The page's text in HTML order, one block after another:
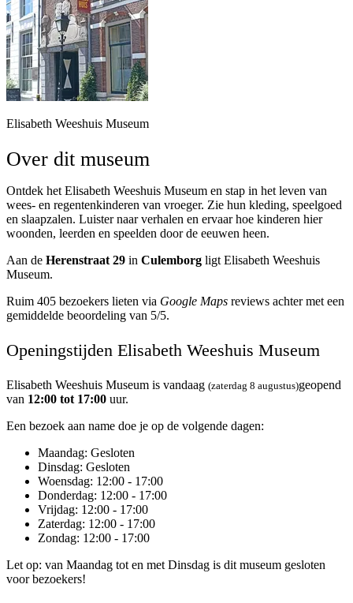
Elisabeth Weeshuis Museum
Over dit museum
Ontdek het Elisabeth Weeshuis Museum en stap in het leven van
wees- en regentenkinderen van vroeger. Zie hun kleding, speelgoed
en slaapzalen. Luister naar verhalen en ervaar hoe kinderen hier
woonden, leerden en speelden door de eeuwen heen.
Aan de Herenstraat 29 in Culemborg ligt Elisabeth Weeshuis
Museum.
Ruim 405 bezoekers lieten via Google Maps reviews achter met een
gemiddelde beoordeling van 5/5.
Openingstijden Elisabeth Weeshuis Museum
Elisabeth Weeshuis Museum is vandaag (zaterdag 8 augustus)geopend
van 12:00 tot 17:00 uur.
Een bezoek aan name doe je op de volgende dagen:
Maandag: Gesloten
Dinsdag: Gesloten
Woensdag: 12:00 - 17:00
Donderdag: 12:00 - 17:00
Vrijdag: 12:00 - 17:00
Zaterdag: 12:00 - 17:00
Zondag: 12:00 - 17:00
Let op: van Maandag tot en met Dinsdag is dit museum gesloten
voor bezoekers!